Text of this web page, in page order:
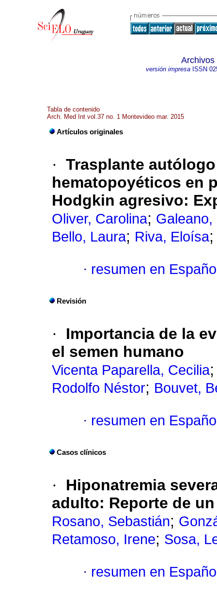
Archivos
versión impresaISSN
Tabla de contenido
Arch. Med Int vol.37 no. 1 Montevideo mar. 2015
Artículos originales
· Trasplante
hematopoyéticos en
Hodgkin agresivo:
Oliver, Carolina; Galeano,
Bello, Laura; Riva, Eloísa
· resumen en
Revisión
·
Importancia de la
el semen humano
Vicenta Paparella, Cecilia
Rodolfo Néstor; Bouvet,
· resumen en
Casos clínicos
·
Hiponatremia
adulto: Reporte de
Rosano, Sebastián;
Retamoso, Irene; Sosa,
· resumen en